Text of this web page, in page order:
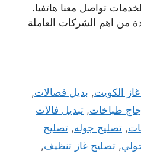
تواصل معنا هاتفيا.
من اهم الشركات العاملة
غاز الكويت, بديل فصالات,
طباخات, تبديل فالات
, تصليح جوله, تصليح
, تصليح غاز تنظيف,